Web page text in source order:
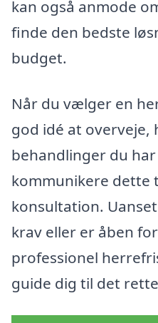
kan også anmode
finde den bedste
budget.
Når du vælger en
god idé at overveje,
behandlinger du
kommunikere dette
konsultation.
krav eller er åben
professionel
guide dig til det